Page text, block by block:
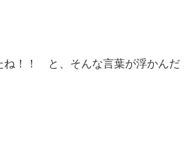
ね！！ と、そんな言葉が浮かんだ